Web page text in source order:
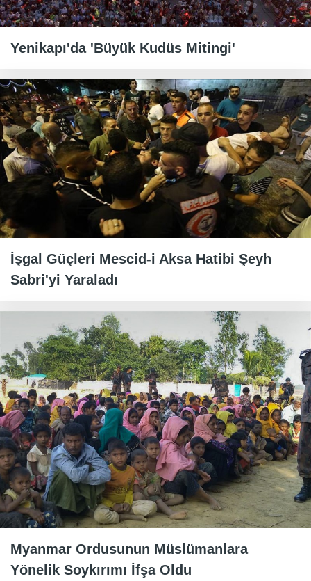
Yenikapı'da 'Büyük Kudüs Mitingi'
İşgal Güçleri Mescid-i Aksa Hatibi Şeyh
Sabri'yi Yaraladı
Myanmar Ordusunun Müslümanlara
Yönelik Soykırımı İfşa Oldu